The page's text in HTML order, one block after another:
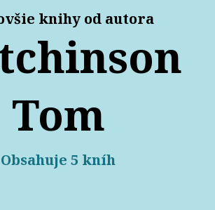
knihy od autora
Tom
Obsahuje 5 kníh